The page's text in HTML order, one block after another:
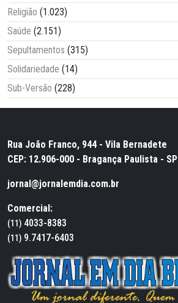
Religião (1.023)
Saúde (2.151)
Sepultamentos (315)
Solidariedade (14)
Sub-Versão (228)
Rua João Franco, 944 - Vila Bernadete
CEP: 12.906-000 - Bragança Paulista - SP
jornal@jornalemdia.com.br
Comercial:
(11) 4033-8383
(11) 9.7417-6403